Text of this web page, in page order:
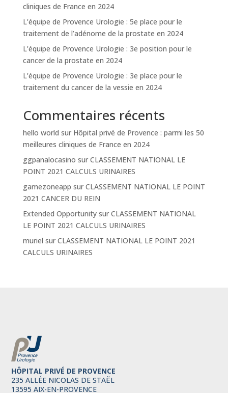
cliniques de France en 2024
L’équipe de Provence Urologie : 5e place pour le
traitement de l’adénome de la prostate en 2024
L’équipe de Provence Urologie : 3e position pour le
cancer de la prostate en 2024
L’équipe de Provence Urologie : 3e place pour le
traitement du cancer de la vessie en 2024
Commentaires récents
hello world sur Hôpital privé de Provence : parmi les 50
meilleures cliniques de France en 2024
ggpanalocasino sur CLASSEMENT NATIONAL LE
POINT 2021 CALCULS URINAIRES
gamezoneapp sur CLASSEMENT NATIONAL LE POINT
2021 CANCER DU REIN
Extended Opportunitysur CLASSEMENT NATIONAL
LE POINT 2021 CALCULS URINAIRES
muriel sur CLASSEMENT NATIONAL LE POINT 2021
CALCULS URINAIRES
HÔPITAL PRIVÉ DE PROVENCE
235 ALLÉE NICOLAS DE STAËL
13595 AIX-EN-PROVENCE